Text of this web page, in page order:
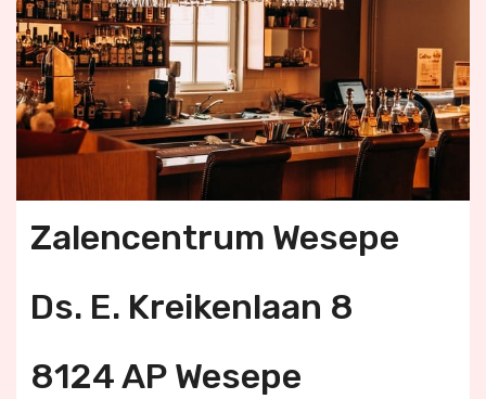
Zalencentrum Wesepe
Ds. E. Kreikenlaan 8
8124 AP Wesepe